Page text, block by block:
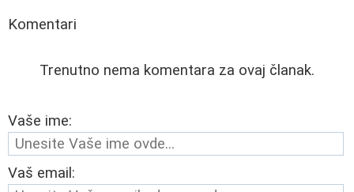
Komentari
Trenutno nema komentara za ovaj članak.
Vaše ime:
Vaš email: